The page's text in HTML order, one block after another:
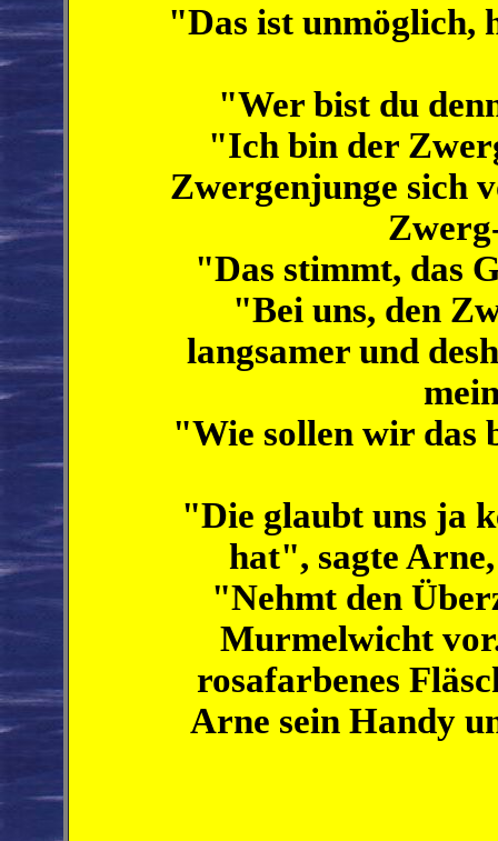
"Das ist unmöglich,
"Wer bist du
"Ich bin der
Zwergenjunge sich
"Das stimmt, das
"Bei uns, den
langsamer und
"Wie sollen wir
"Die glaubt uns ja
hat", sagte
"Nehmt den
Murmelwicht
rosafarbenes
Arne sein Handy